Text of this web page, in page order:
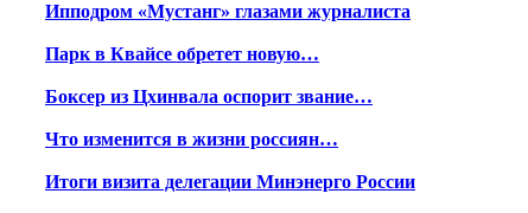
Ипподром «Мустанг» глазами журналиста
Парк в Квайсе обретет новую…
Боксер из Цхинвала оспорит звание…
Что изменится в жизни россиян…
Итоги визита делегации Минэнерго России